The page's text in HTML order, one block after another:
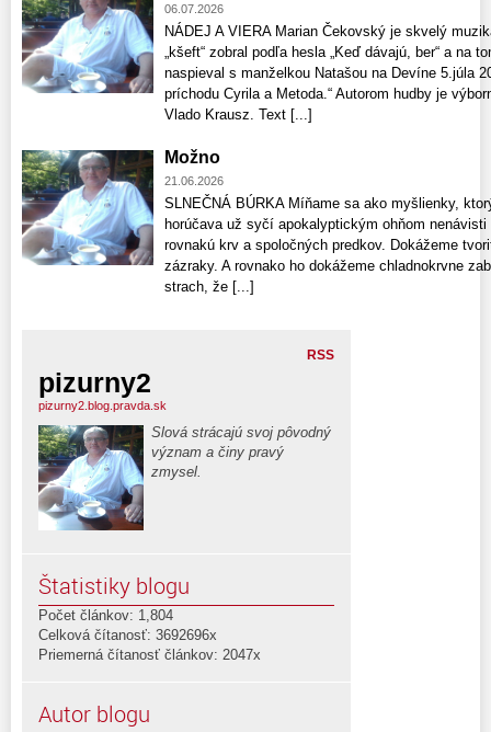
06.07.2026
NÁDEJ A VIERA Marian Čekovský je skvelý
„kšeft“ zobral podľa hesla „Keď dávajú, ber“ a na
naspieval s manželkou Natašou na Devíne 5.júla
príchodu Cyrila a Metoda.“ Autorom hudby je
Vlado Krausz. Text [...]
Možno
21.06.2026
SLNEČNÁ BÚRKA Míňame sa ako myšlienky,
horúčava už syčí apokalyptickým ohňom
rovnakú krv a spoločných predkov. Dokážeme
zázraky. A rovnako ho dokážeme chladnokrvne
strach, že [...]
RSS
pizurny2
pizurny2.blog.pravda.sk
Slová strácajú svoj pôvodný
význam a činy pravý
zmysel.
Štatistiky blogu
Počet článkov: 1,804
Celková čítanosť: 3692696x
Priemerná čítanosť článkov: 2047x
Autor blogu